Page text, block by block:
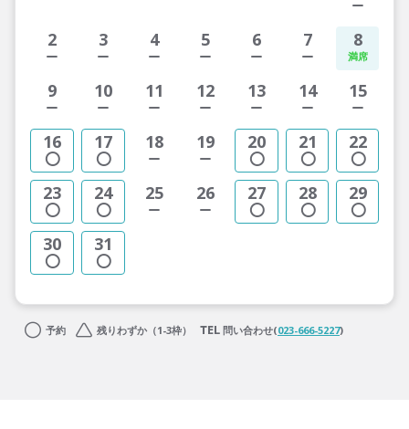
2 3 4 5 6 7 8
9 10 11 12 13 14 15
16 17 18 19 20 21 22
23 24 25 26 27 28 29
30 31
予約 残りわずか（1-3枠） 問い合わせ(023-666-5227)